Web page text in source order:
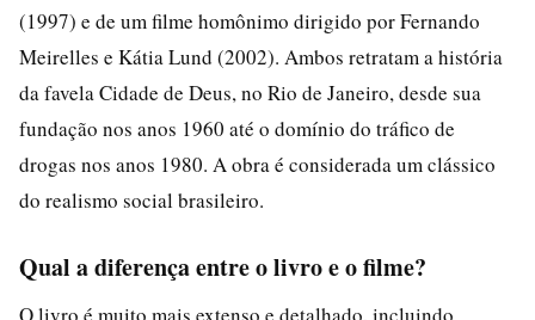
(1997) e de um filme homônimo dirigido por Fernando
Meirelles e Kátia Lund (2002). Ambos retratam a história
da favela Cidade de Deus, no Rio de Janeiro, desde sua
fundação nos anos 1960 até o domínio do tráfico de
drogas nos anos 1980. A obra é considerada um clássico
do realismo social brasileiro.
Qual a diferença entre o livro e o filme?
O livro é muito mais extenso e detalhado, incluindo